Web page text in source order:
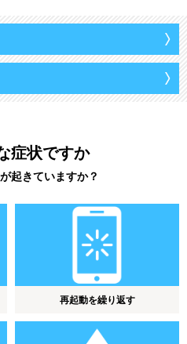
症状ですか
起きていますか？
再起動を繰り返す